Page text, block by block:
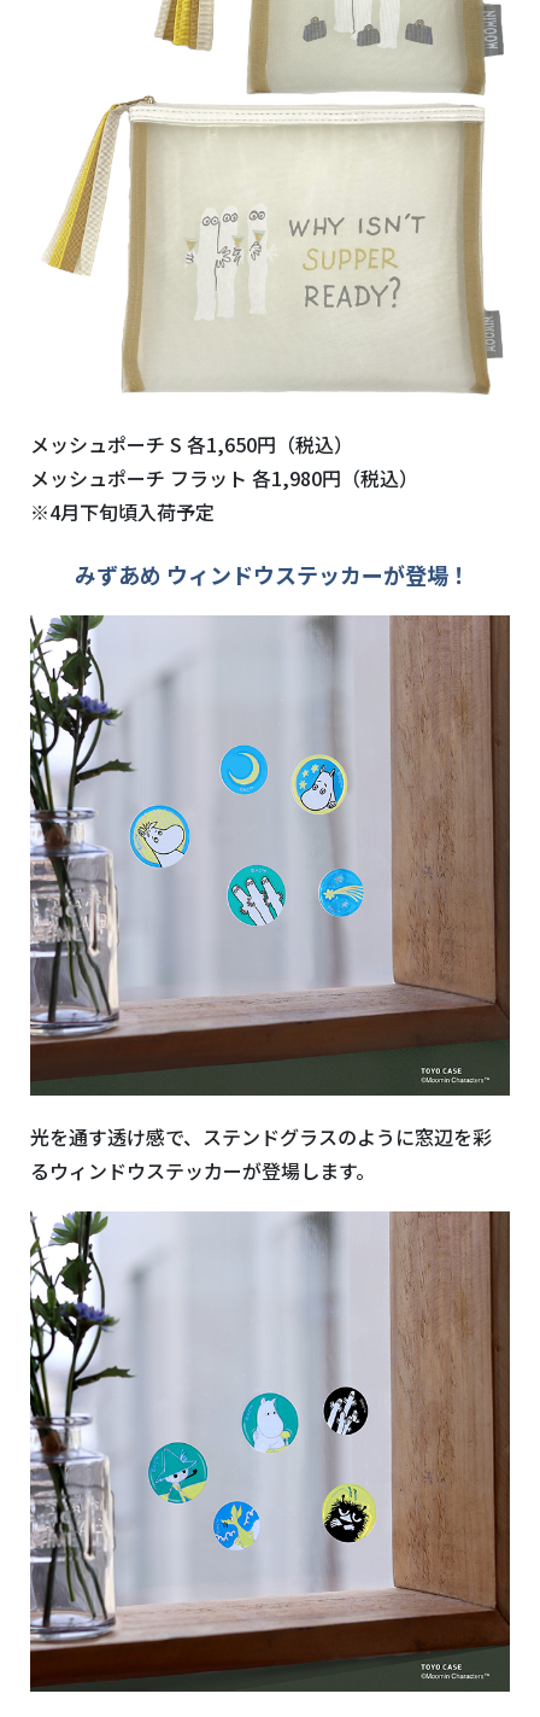
メッシュポーチ S 各1,650円（税込）
メッシュポーチ フラット 各1,980円（税込）
※4月下旬頃入荷予定
みずあめ ウィンドウステッカーが登場！
光を通す透け感で、ステンドグラスのように窓辺を彩
るウィンドウステッカーが登場します。